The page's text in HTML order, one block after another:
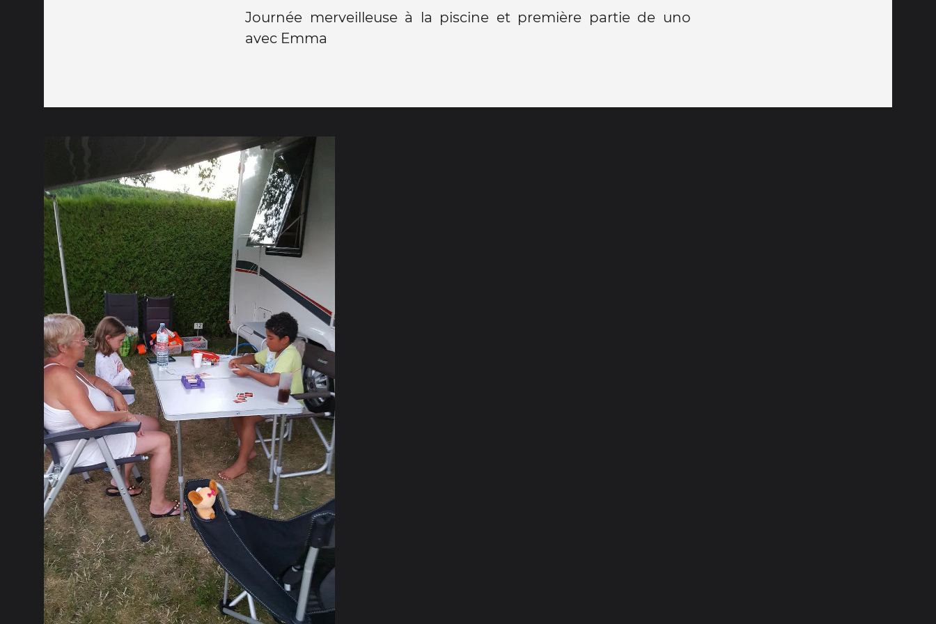
Journée merveilleuse à la piscine et première partie de uno
avec Emma